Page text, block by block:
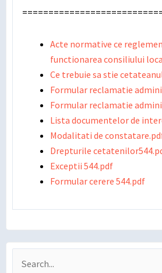
Acte normative ce
functionarea consiliului
Ce trebuie sa stie
Formular reclamatie
Formular reclamatie
Lista documentelor de
Modalitati de
Drepturile
Exceptii 544.pdf
Formular cerere 544.pdf
Search